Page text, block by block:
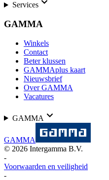
Services
GAMMA
Winkels
Contact
Beter klussen
GAMMAplus kaart
Nieuwsbrief
Over GAMMA
Vacatures
GAMMA
GAMMA
© 2026 Intergamma B.V.
-
Voorwaarden en veiligheid
-